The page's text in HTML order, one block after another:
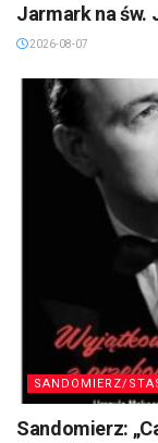
Jarmark na św.
2026-08-07
SANDOMIERZ/
Sandomierz: